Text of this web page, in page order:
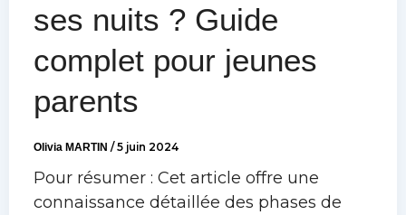
ses nuits ? Guide
complet pour jeunes
parents
Olivia MARTIN /5 juin 2024
Pour résumer : Cet article offre une
connaissance détaillée des phases de